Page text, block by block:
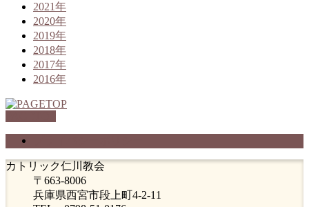
2021年
2020年
2019年
2018年
2017年
2016年
カトリック仁川教会
〒663-8006
兵庫県西宮市段上町4-2-11